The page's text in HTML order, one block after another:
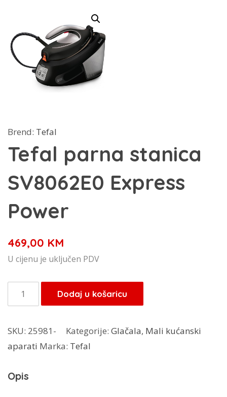
Brend: Tefal
Tefal parna stanica
SV8062E0 Express
Power
469,00 KM
U cijenu je uključen PDV
Tefal
parna
SV8062E0
Express
količina
Dodaj u košaricu
SKU: 25981- Kategorije: Glačala, Mali kućanski
aparati Marka: Tefal
Opis